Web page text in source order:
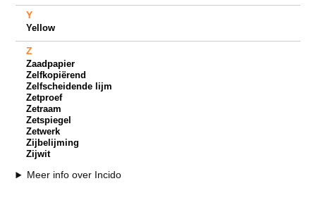
Y
Yellow
Z
Zaadpapier
Zelfkopiërend
Zelfscheidende lijm
Zetproef
Zetraam
Zetspiegel
Zetwerk
Zijbelijming
Zijwit
Meer info over Incido